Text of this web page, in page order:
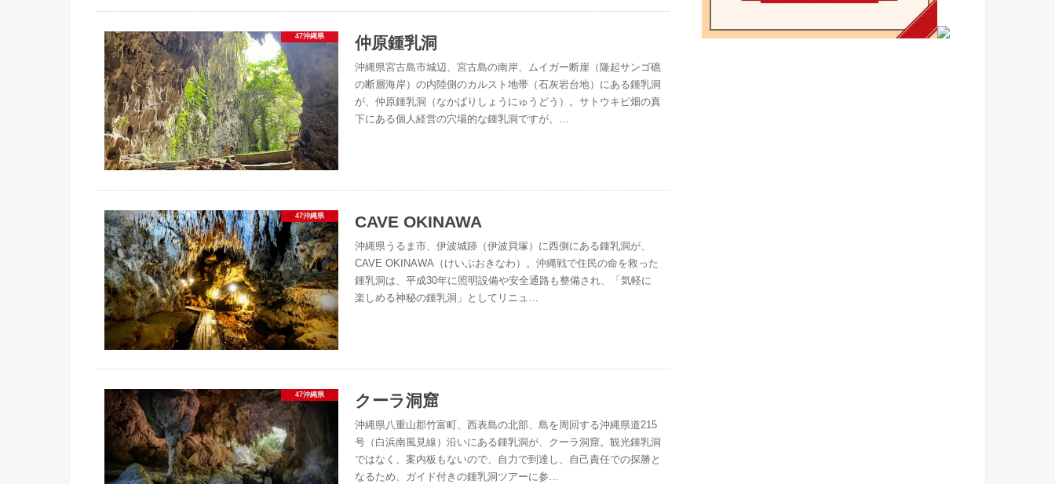
47沖縄県 仲原鍾乳洞
沖縄県宮古島市城辺、宮古島の南岸、ムイガー断崖（隆起サンゴ礁
の断層海岸）の内陸側のカルスト地帯（石灰岩台地）にある鍾乳洞
が、仲原鍾乳洞（なかばりしょうにゅうどう）。サトウキビ畑の真
下にある個人経営の穴場的な鍾乳洞ですが、…
47沖縄県 CAVE OKINAWA
沖縄県うるま市、伊波城跡（伊波貝塚）に西側にある鍾乳洞が、
CAVE OKINAWA（けいぶおきなわ）。沖縄戦で住民の命を救った
鍾乳洞は、平成30年に照明設備や安全通路も整備され、「気軽に
楽しめる神秘の鍾乳洞」としてリニュ…
47沖縄県 クーラ洞窟
沖縄県八重山郡竹富町、西表島の北部、島を周回する沖縄県道215
号（白浜南風見線）沿いにある鍾乳洞が、クーラ洞窟。観光鍾乳洞
ではなく、案内板もないので、自力で到達し、自己責任での探勝と
なるため、ガイド付きの鍾乳洞ツアーに参…